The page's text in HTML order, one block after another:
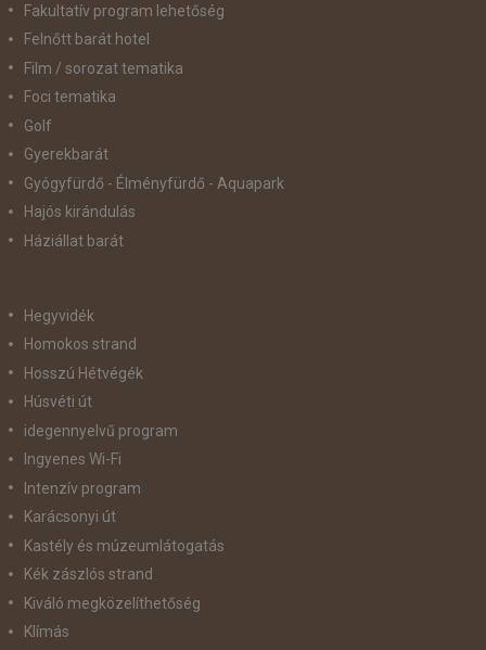
Fakultatív program lehetőség
Felnőtt barát hotel
Film / sorozat tematika
Foci tematika
Golf
Gyerekbarát
Gyógyfürdő - Élményfürdő - Aquapark
Hajós kirándulás
Háziállat barát
Hegyvidék
Homokos strand
Hosszú Hétvégék
Húsvéti út
idegennyelvű program
Ingyenes Wi-Fi
Intenzív program
Karácsonyi út
Kastély és múzeumlátogatás
Kék zászlós strand
Kiváló megközelíthetőség
Klímás